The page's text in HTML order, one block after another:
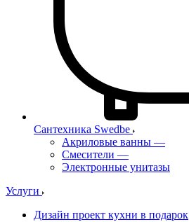
Сантехника Swedbe
Акриловые ванны —
Смесители —
Электронные унитазы
Услуги
Дизайн проект кухни в подарок